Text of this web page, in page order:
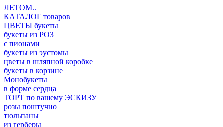
ЛЕТОМ..
КАТАЛОГ товаров
ЦВЕТЫ букеты
букеты из РОЗ
с пионами
букеты из эустомы
цветы в шляпной коробке
букеты в корзине
Монобукеты
в форме сердца
ТОРТ по вашему ЭСКИЗУ
розы поштучно
тюльпаны
из герберы